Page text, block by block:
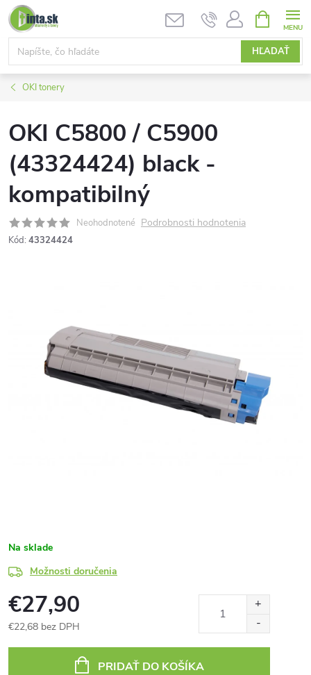
Prejsť
na
obsah
HĽADAŤ
KOŠÍK
OKI tonery
OKI C5800 / C5900
(43324424) black -
kompatibilný
Neohodnotené Podrobnosti hodnotenia
Kód: 43324424
Na sklade
Možnosti doručenia
€27,90
€22,68 bez DPH
PRIDAŤ DO KOŠÍKA